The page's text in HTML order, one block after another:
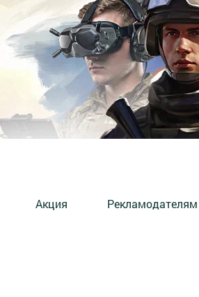
Акция Рекламодателям